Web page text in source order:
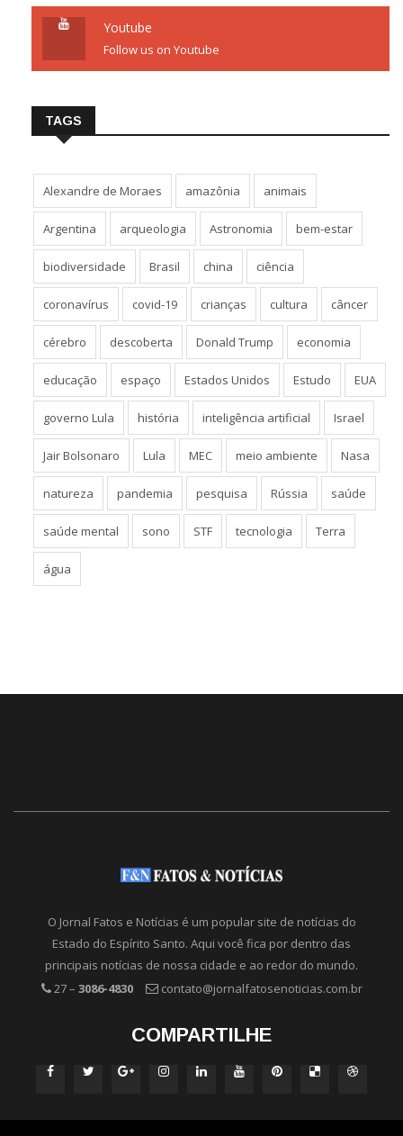
Youtube
Follow us on Youtube
TAGS
Alexandre de Moraes amazônia animais
Argentina arqueologia Astronomia bem-estar
biodiversidade Brasil china ciência
coronavírus covid-19 crianças cultura câncer
cérebro descoberta Donald Trump economia
educação espaço Estados Unidos Estudo EUA
governo Lula história inteligência artificial Israel
Jair Bolsonaro Lula MEC meio ambiente Nasa
natureza pandemia pesquisa Rússia saúde
saúde mental sono STF tecnologia Terra
água
O Jornal Fatos e Notícias é um popular site de notícias do
Estado do Espírito Santo. Aqui você fica por dentro das
principais notícias de nossa cidade e ao redor do mundo.
27 – 3086-4830 contato@jornalfatosenoticias.com.br
COMPARTILHE